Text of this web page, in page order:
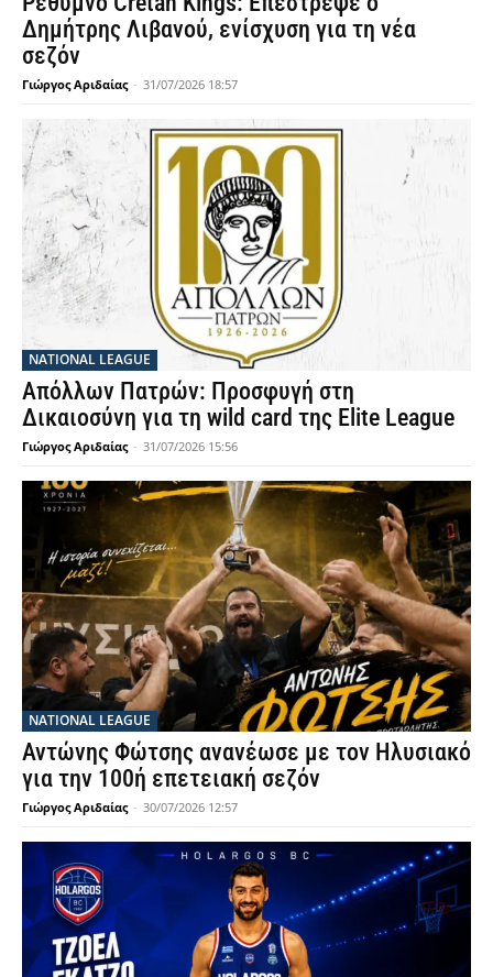
Δημήτρης Λιβανού, ενίσχυση για τη νέα
σεζόν
Γιώργος Αριδαίας - 31/07/2026 18:57
NATIONAL LEAGUE
Απόλλων Πατρών: Προσφυγή στη
Δικαιοσύνη για τη wild card της Elite League
Γιώργος Αριδαίας - 31/07/2026 15:56
NATIONAL LEAGUE
Αντώνης Φώτσης ανανέωσε με τον Ηλυσιακό
για την 100ή επετειακή σεζόν
Γιώργος Αριδαίας - 30/07/2026 12:57